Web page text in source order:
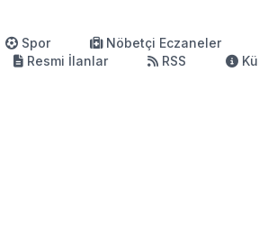
Spor Nöbetçi Eczaneler
Resmi İlanlar RSS